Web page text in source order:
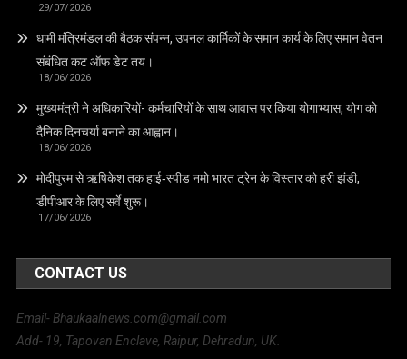
29/07/2026
धामी मंत्रिमंडल की बैठक संपन्न, उपनल कार्मिकों के समान कार्य के लिए समान वेतन
संबंधित कट ऑफ डेट तय।
18/06/2026
मुख्यमंत्री ने अधिकारियों- कर्मचारियों के साथ आवास पर किया योगाभ्यास, योग को
दैनिक दिनचर्या बनाने का आह्वान।
18/06/2026
मोदीपुरम से ऋषिकेश तक हाई‑स्पीड नमो भारत ट्रेन के विस्तार को हरी झंडी,
डीपीआर के लिए सर्वे शुरू।
17/06/2026
CONTACT US
Email- Bhaukaalnews.com@gmail.com
Add- 19, Tapovan Enclave, Raipur, Dehradun, UK.